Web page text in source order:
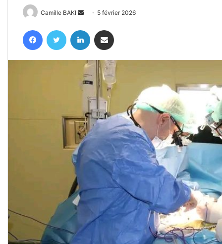
Camille BAKI
Envoyer
courriel
5 février 2026
FacebookTwitter Linkedin